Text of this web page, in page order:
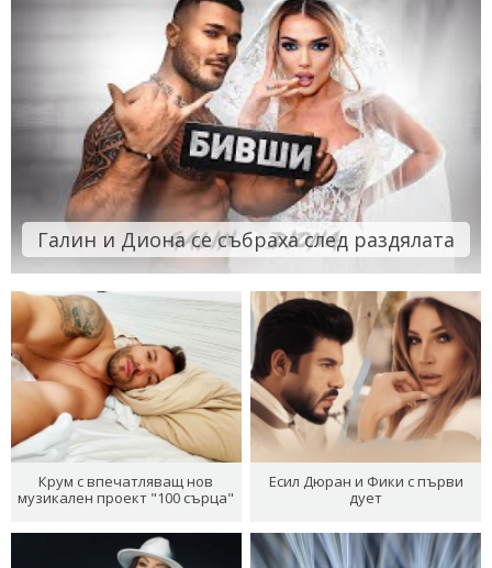
Галин и Диона се събраха след раздялата
Крум с впечатляващ нов
музикален проект "100 сърца"
Есил Дюран и Фики с първи
дует